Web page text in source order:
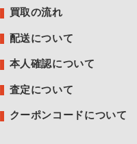
買取の流れ
配送について
本人確認について
査定について
クーポンコードについて